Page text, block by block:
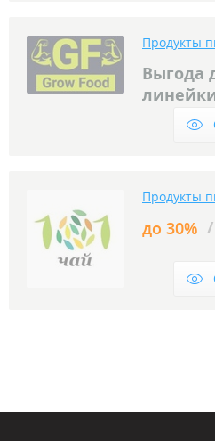
Продукты
Выгода
Продукты
до 30% /